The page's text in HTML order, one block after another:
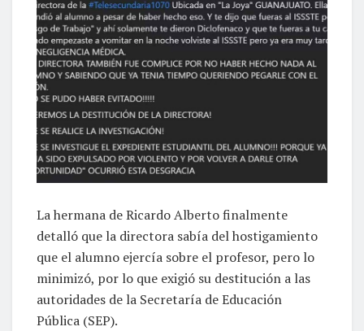
La hermana de Ricardo Alberto finalmente
detalló que la directora sabía del hostigamiento
que el alumno ejercía sobre el profesor, pero lo
minimizó, por lo que exigió su destitución a las
autoridades de la Secretaría de Educación
Pública (SEP).